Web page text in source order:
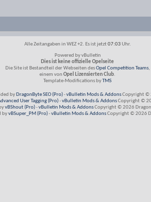
Alle Zeitangaben in WEZ +2. Es ist jetzt07:03 Uhr.
Powered by vBulletin
Dies ist keine offizielle Opelseite
Die Site ist Bestandteil der Webseiten desOpel Competition Teams,
einem von Opel Lizensierten Club.
Template-Modifications byTMS
by DragonByte SEO (Pro)-vBulletin Mods & AddonsCopyright ©
User Tagging (Pro)-vBulletin Mods & AddonsCopyright ©
vBShout (Pro)-vBulletin Mods & AddonsCopyright © 2026
byvBSuper_PM (Pro)-vBulletin Mods & AddonsCopyright © 2026